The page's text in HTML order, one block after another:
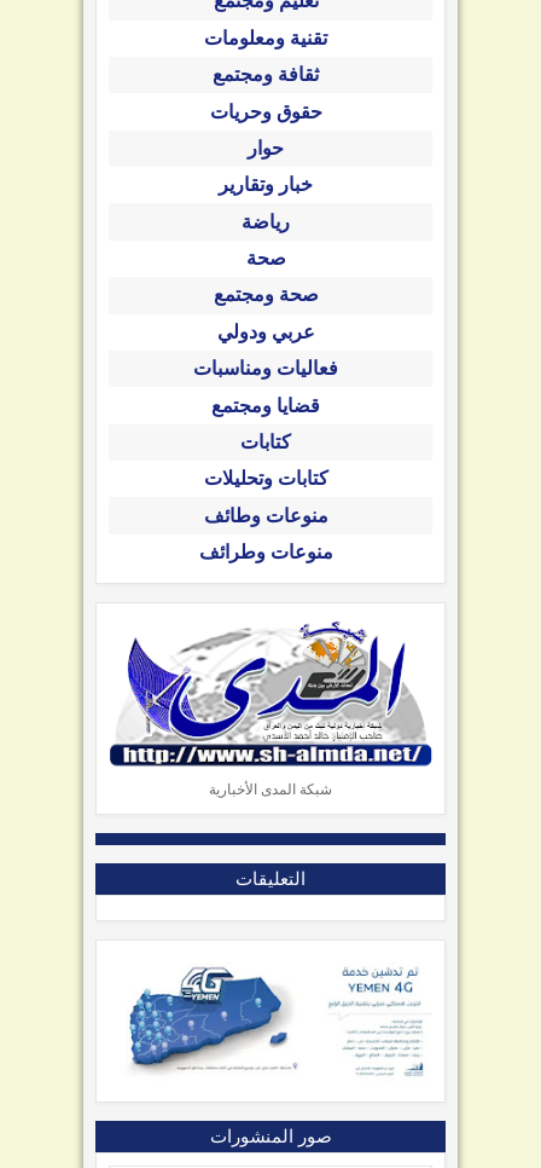
تقنية ومعلومات
ثقافة ومجتمع
حقوق وحريات
حوار
خبار وتقارير
رياضة
صحة
صحة ومجتمع
عربي ودولي
فعاليات ومناسبات
قضايا ومجتمع
كتابات
كتابات وتحليلات
منوعات وطائف
منوعات وطرائف
شبكة المدى الأخبارية
التعليقات
صور المنشورات